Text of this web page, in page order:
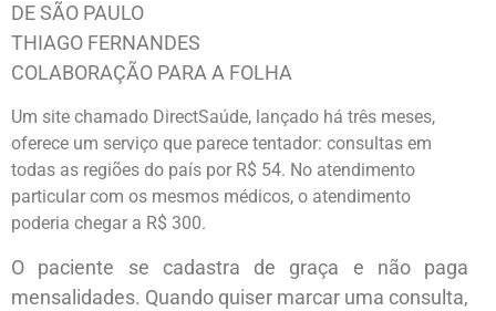
DE SÃO PAULO
THIAGO FERNANDES
COLABORAÇÃO PARA A FOLHA
Um site chamado DirectSaúde, lançado há três meses,
oferece um serviço que parece tentador: consultas em
todas as regiões do país por R$ 54. No atendimento
particular com os mesmos médicos, o atendimento
poderia chegar a R$ 300.
O paciente se cadastra de graça e não paga
mensalidades. Quando quiser marcar uma consulta,